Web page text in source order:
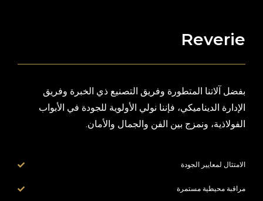
Reverie
بفضل آلاتنا المتطورة وفريق التصنيع ذي الخبرة وفريق
الإدارة الديناميكي، فإننا نولي الأولوية للجودة في الأبواب
الفولاذية، ونمزج بين الفن والجمال والأمان.
الامتثال لمعايير الجودة
مراقبة محيطية مستمرة